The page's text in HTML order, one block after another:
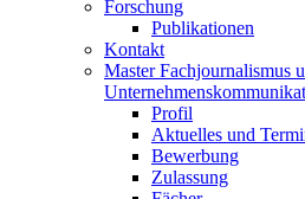
Forschung
Publikationen
Kontakt
Master Fachjournalismus
Profil
Aktuelles und
Bewerbung
Zulassung